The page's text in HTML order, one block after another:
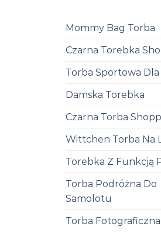
Mommy Bag Torba
Czarna Torebka
Torba Sportowa Dla
Damska Torebka
Czarna Torba
Wittchen Torba Na
Torebka Z Funkcją
Torba Podróżna Do
Samolotu
Torba Fotograficzna